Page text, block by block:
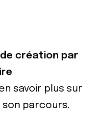
création par
savoir plus sur
parcours.